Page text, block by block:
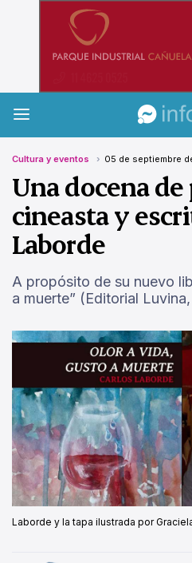
Cultura y eventos 05 de septiembre
Una docena
cineasta y
Laborde
A propósito de su nuevo
a muerte” (Editorial
Laborde y la tapa ilustrada por